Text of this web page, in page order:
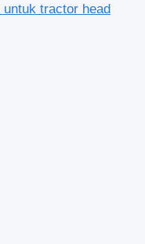
untuk tractor head